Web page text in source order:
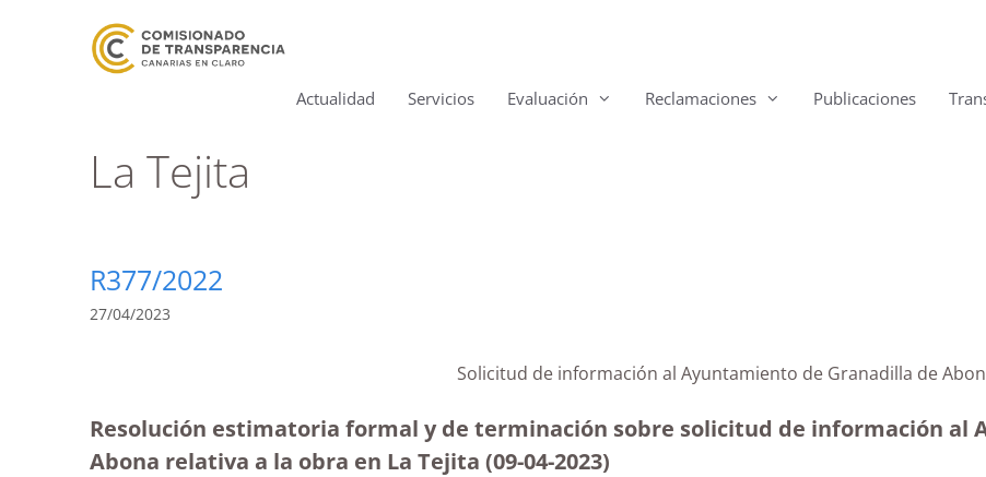
Actualidad Servicios Evaluación Reclamaciones Publicaciones
La Tejita
R377/2022
27/04/2023
Solicitud de información al Ayuntamiento de Granadilla de
Resolución estimatoria formal y de terminación sobre solicitud de información al
Abona relativa a la obra en La Tejita (09-04-2023)